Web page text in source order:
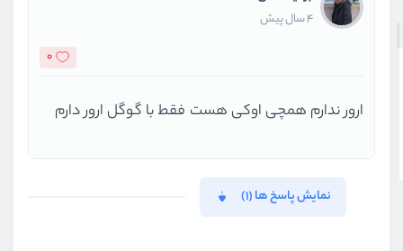
4 سال پیش
0
ارور ندارم همچی اوکی هست فقط با گوگل ارور دارم
نمایش پاسخ ها (1)